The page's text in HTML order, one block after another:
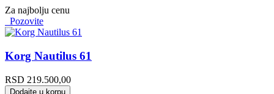
Za najbolju cenu
Pozovite
Korg Nautilus 61
RSD 219.500,00
Dodajte u korpu